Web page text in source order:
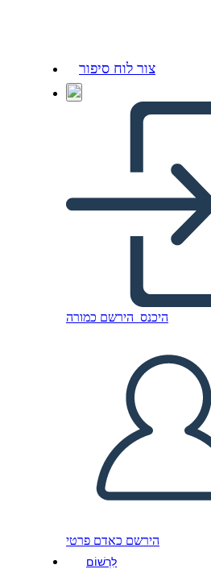
צור לוח סיפור
היכנס הירשם כמורה
הירשם כאדם פרטי
לִרְשׁוֹם
Çöpçü Avı